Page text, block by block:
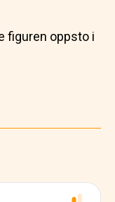
figuren oppsto i